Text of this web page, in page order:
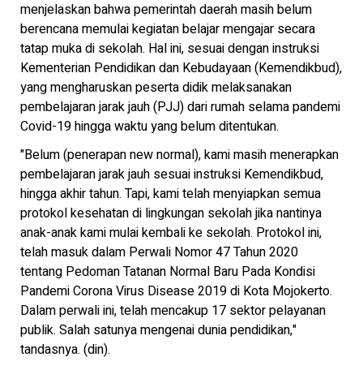
menjelaskan bahwa pemerintah daerah masih belum
berencana memulai kegiatan belajar mengajar secara
tatap muka di sekolah. Hal ini, sesuai dengan instruksi
Kementerian Pendidikan dan Kebudayaan (Kemendikbud),
yang mengharuskan peserta didik melaksanakan
pembelajaran jarak jauh (PJJ) dari rumah selama pandemi
Covid-19 hingga waktu yang belum ditentukan.
"Belum (penerapan new normal), kami masih menerapkan
pembelajaran jarak jauh sesuai instruksi Kemendikbud,
hingga akhir tahun. Tapi, kami telah menyiapkan semua
protokol kesehatan di lingkungan sekolah jika nantinya
anak-anak kami mulai kembali ke sekolah. Protokol ini,
telah masuk dalam Perwali Nomor 47 Tahun 2020
tentang Pedoman Tatanan Normal Baru Pada Kondisi
Pandemi Corona Virus Disease 2019 di Kota Mojokerto.
Dalam perwali ini, telah mencakup 17 sektor pelayanan
publik. Salah satunya mengenai dunia pendidikan,"
tandasnya. (din).